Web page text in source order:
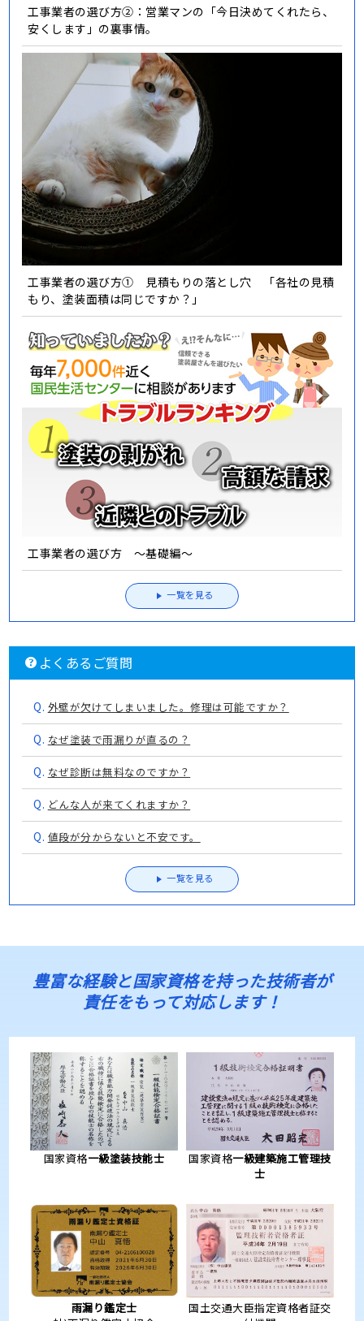
工事業者の選び方②：営業マンの「今日決めてくれたら、
安くします」の裏事情。
工事業者の選び方① 見積もりの落とし穴 「各社の見積
もり、塗装面積は同じですか？」
工事業者の選び方 ～基礎編～
一覧を見る
よくあるご質問
Q. 外壁が欠けてしまいました。修理は可能ですか？
Q. なぜ塗装で雨漏りが直るの？
Q. なぜ診断は無料なのですか？
Q. どんな人が来てくれますか？
Q. 値段が分からないと不安です。
一覧を見る
豊富な経験と国家資格を持った技術者が
責任をもって対応します！
国家資格一級塗装技能士 国家資格一級建築施工管理技
士
雨漏り鑑定士
国土交通大臣指定資格者証交